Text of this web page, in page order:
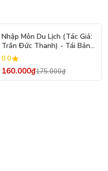
- 9%
Nhập Môn Du Lịch (Tác Giả:
Trần Đức Thanh) - Tái Bản
2026
0.0
160.000₫175.000₫